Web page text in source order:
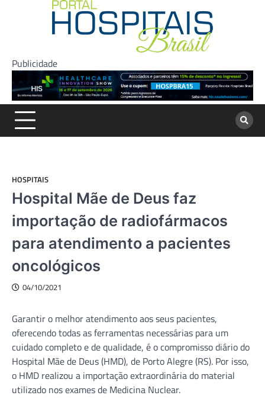
Publicidade
HOSPITAIS
Hospital Mãe de Deus faz
importação de radiofármacos
para atendimento a pacientes
oncológicos
04/10/2021
Garantir o melhor atendimento aos seus pacientes,
oferecendo todas as ferramentas necessárias para um
cuidado completo e de qualidade, é o compromisso diário do
Hospital Mãe de Deus (HMD), de Porto Alegre (RS). Por isso,
o HMD realizou a importação extraordinária do material
utilizado nos exames de Medicina Nuclear.